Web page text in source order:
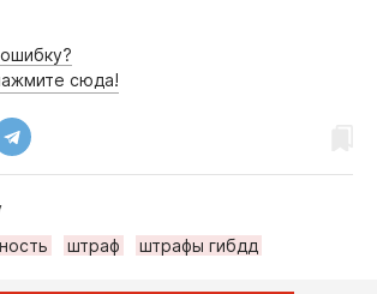
сюда!
штраф штрафы гибдд